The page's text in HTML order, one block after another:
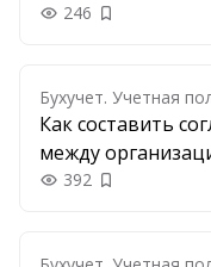
246 Добавить в
Бухучет. Учетная
Как составить
между
392 Добавить в